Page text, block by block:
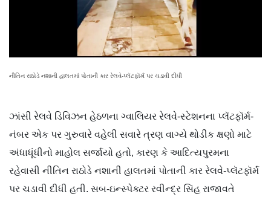
નીતિન રાઠોડે નશાની હાલતમાં પોતાની કાર રેલવે-પ્લૅટફૉર્મ પર ચડાવી દીધી
ઝાંસી રેલવે ડિવિઝન હેઠળના ગ્વાલિયર રેલવે-સ્ટેશનના પ્લૅટફૉર્મ-
નંબર એક પર ગુરુવારે વહેલી સવારે ત્રણ વાગ્યે થોડીક ક્ષણો માટે
અંધાધૂંધીનો માહોલ સર્જાયો હતો, કારણ કે આદિત્યપુરમના
રહેવાસી નીતિન રાઠોડે નશાની હાલતમાં પોતાની કાર રેલવે-પ્લૅટફૉર્મ
પર ચડાવી દીધી હતી. સબ-ઇન્સ્પેક્ટર રવીન્દ્ર સિંહ રાજાવતે